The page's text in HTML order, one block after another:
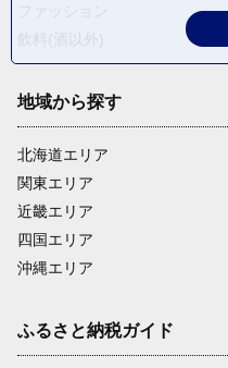
地域から探す
北海道エリア
関東エリア
近畿エリア
四国エリア
沖縄エリア
ふるさと納税ガイド